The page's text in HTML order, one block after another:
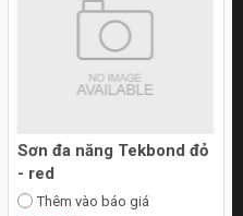
Sơn đa năng Tekbond đỏ
- red
Thêm vào báo giá